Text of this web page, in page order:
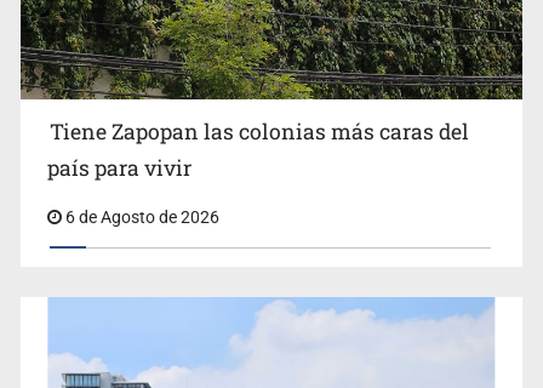
Créditos fiscales por anomalías suman 1,775 mdp
Tiene Zapopan las colonias más caras del
país para vivir
6 de Agosto de 2026